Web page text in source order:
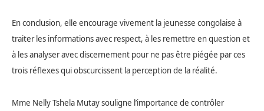
En conclusion, elle encourage vivement la jeunesse congolaise à
traiter les informations avec respect, à les remettre en question et
à les analyser avec discernement pour ne pas être piégée par ces
trois réflexes qui obscurcissent la perception de la réalité.
Mme Nelly Tshela Mutay souligne l’importance de contrôler